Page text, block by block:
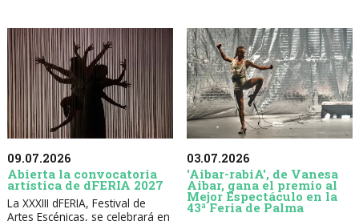
09.07.2026
Abierta la convocatoria
artística de dFERIA 2027
La XXXIII dFERIA, Festival de
Artes Escénicas, se celebrará en
03.07.2026
'Aibar-rabiA', de Vanesa
Aibar, gana el premio al
Mejor Espectáculo en la
43ª Feria de Palma